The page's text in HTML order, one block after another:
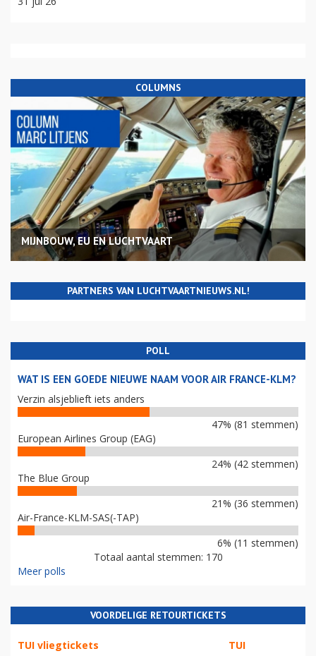
COLUMNS
MIJNBOUW, EU EN LUCHTVAART
PARTNERS VAN LUCHTVAARTNIEUWS.NL!
POLL
WAT IS EEN GOEDE NIEUWE NAAM VOOR AIR FRANCE-KLM?
Verzin alsjeblieft iets anders
47% (81 stemmen)
European Airlines Group (EAG)
24% (42 stemmen)
The Blue Group
21% (36 stemmen)
Air-France-KLM-SAS(-TAP)
6% (11 stemmen)
Totaal aantal stemmen: 170
Meer polls
VOORDELIGE RETOURTICKETS
TUI vliegtickets TUI